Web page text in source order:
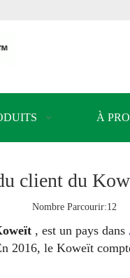
À
client du
Nombre Parcourir:12
, est un pays dans
2016, le Koweït